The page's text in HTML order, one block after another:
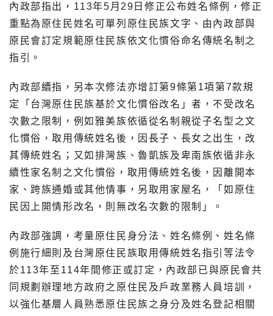
內政部指出，113年5月29日修正公布姓名條例，修正
重點為原住民姓名可單列原住民族文字、由內政部與
原民會訂定規範原住民族依文化慣俗命名傳統名制之
指引。
內政部續指，另本次修法亦增訂第9條第1項第7款規
定「台灣原住民族基於文化慣俗改名」者，不受改名
次數之限制，例如雅美族依循從名制親從子名型之文
化慣俗，取用傳統姓名後，因長子、長女之出生，改
其傳統姓名；又如排灣族、魯凱族及卑南族依循非永
續性家名制之文化慣俗，取用傳統姓名後，因離開本
家、跨族通婚或其他情事，另取用家屋名，「如原住
民因上開情形改名，則無改名次數的限制」。
內政部強調，考量原住民身分法、姓名條例、姓名條
例施行細則及台灣原住民族取用傳統姓名指引等法令
於113年至114年間修正或訂定，內政部已與原民會共
同規劃辦理地方政府之原住民及戶政業務人員培訓，
以強化基層人員熟悉原住民族之身分及姓名登記相關